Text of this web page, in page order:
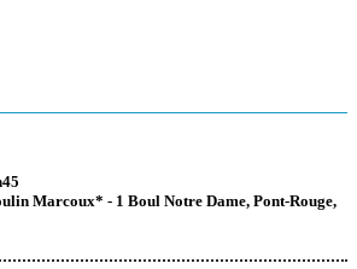
Marcoux* - 1 Boul Notre Dame, Pont-Rouge,